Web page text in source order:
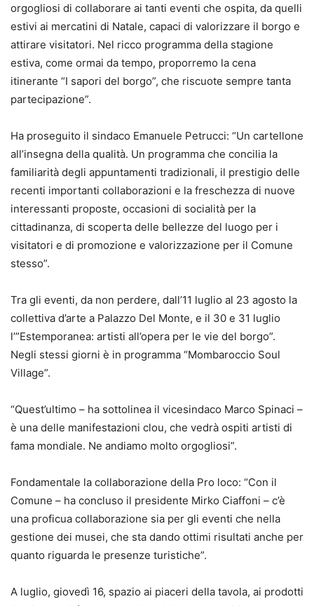
orgogliosi di collaborare ai tanti eventi che ospita, da quelli
estivi ai mercatini di Natale, capaci di valorizzare il borgo e
attirare visitatori. Nel ricco programma della stagione
estiva, come ormai da tempo, proporremo la cena
itinerante “I sapori del borgo”, che riscuote sempre tanta
partecipazione”.
Ha proseguito il sindaco Emanuele Petrucci: “Un cartellone
all’insegna della qualità. Un programma che concilia la
familiarità degli appuntamenti tradizionali, il prestigio delle
recenti importanti collaborazioni e la freschezza di nuove
interessanti proposte, occasioni di socialità per la
cittadinanza, di scoperta delle bellezze del luogo per i
visitatori e di promozione e valorizzazione per il Comune
stesso”.
Tra gli eventi, da non perdere, dall’11 luglio al 23 agosto la
collettiva d’arte a Palazzo Del Monte, e il 30 e 31 luglio
l’”Estemporanea: artisti all’opera per le vie del borgo”.
Negli stessi giorni è in programma “Mombaroccio Soul
Village”.
“Quest’ultimo – ha sottolinea il vicesindaco Marco Spinaci –
è una delle manifestazioni clou, che vedrà ospiti artisti di
fama mondiale. Ne andiamo molto orgogliosi”.
Fondamentale la collaborazione della Pro loco: “Con il
Comune – ha concluso il presidente Mirko Ciaffoni – c’è
una proficua collaborazione sia per gli eventi che nella
gestione dei musei, che sta dando ottimi risultati anche per
quanto riguarda le presenze turistiche”.
A luglio, giovedì 16, spazio ai piaceri della tavola, ai prodotti